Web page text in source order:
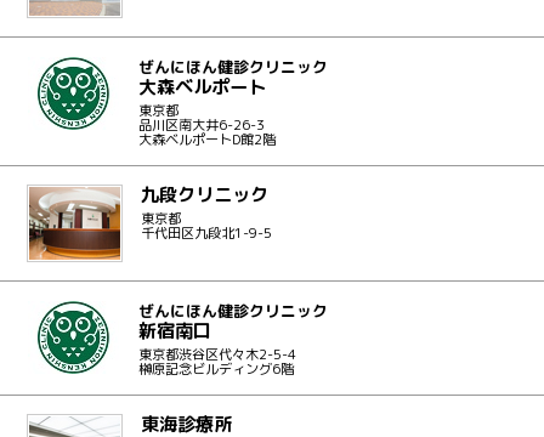
ぜんにほん健診クリニック
大森ベルポート
東京都
品川区南大井6-26-3
大森ベルポートD館2階
九段クリニック
東京都
千代田区九段北1-9-5
ぜんにほん健診クリニック
新宿南口
東京都渋谷区代々木2-5-4
榊原記念ビルディング6階
東海診療所